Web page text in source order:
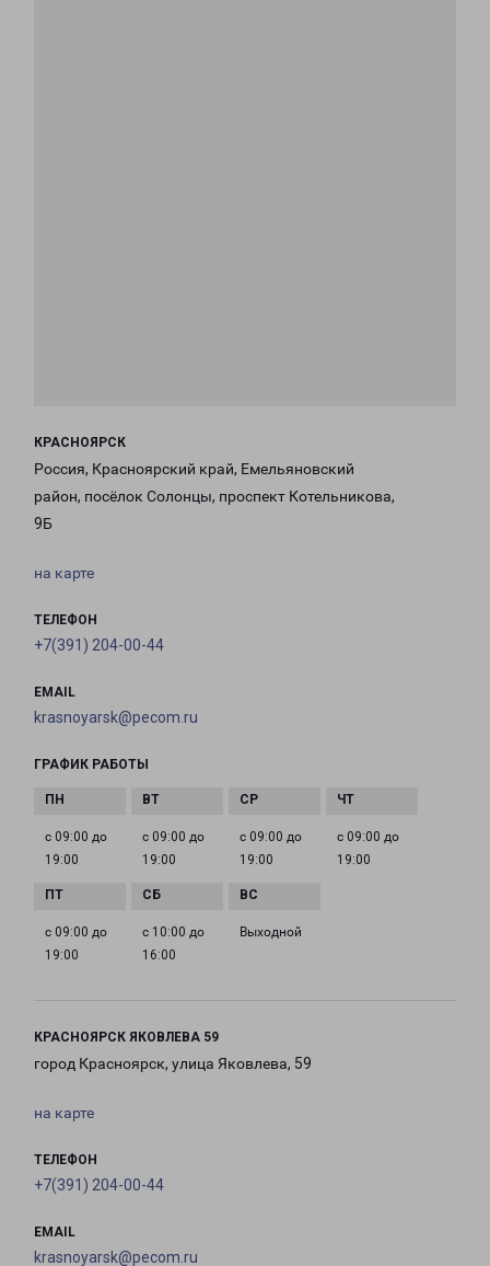
КРАСНОЯРСК
Россия, Красноярский край, Емельяновский
район, посёлок Солонцы, проспект Котельникова,
9Б
на карте
ТЕЛЕФОН
+7(391) 204-00-44
EMAIL
krasnoyarsk@pecom.ru
ГРАФИК РАБОТЫ
с 09:00 до
19:00
с 09:00 до
19:00
с 09:00 до
19:00
с 09:00 до
19:00
с 09:00 до
19:00
с 10:00 до
16:00
Выходной
КРАСНОЯРСК ЯКОВЛЕВА 59
город Красноярск, улица Яковлева, 59
на карте
ТЕЛЕФОН
+7(391) 204-00-44
EMAIL
krasnoyarsk@pecom.ru